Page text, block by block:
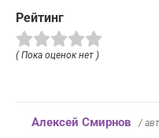
Рейтинг
( Пока оценок нет )
Алексей Смирнов /